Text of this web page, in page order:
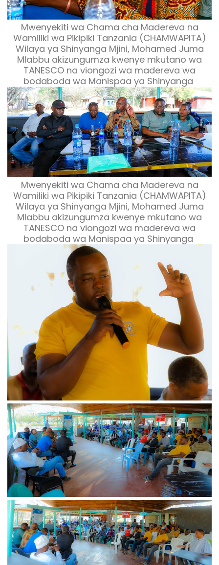
Mwenyekiti wa Chama cha Madereva na
Wamiliki wa Pikipiki Tanzania (CHAMWAPITA)
Wilaya ya Shinyanga Mjini, Mohamed Juma
Mlabbu akizungumza kwenye mkutano wa
TANESCO na viongozi wa madereva wa
bodaboda wa Manispaa ya Shinyanga
Mwenyekiti wa Chama cha Madereva na
Wamiliki wa Pikipiki Tanzania (CHAMWAPITA)
Wilaya ya Shinyanga Mjini, Mohamed Juma
Mlabbu akizungumza kwenye mkutano wa
TANESCO na viongozi wa madereva wa
bodaboda wa Manispaa ya Shinyanga